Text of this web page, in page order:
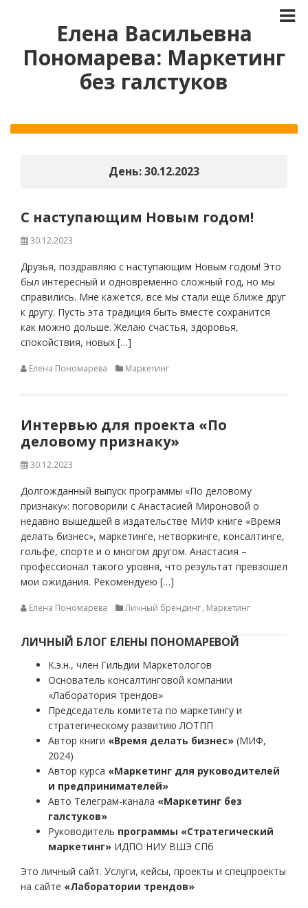
Елена Васильевна
Пономарева: Маркетинг
без галстуков
День:30.12.2023
С наступающим Новым годом!
30.12.2023
Друзья, поздравляю с наступающим Новым годом! Это
был интересный и одновременно сложный год, но мы
справились. Мне кажется, все мы стали еще ближе друг
к другу. Пусть эта традиция быть вместе сохранится
как можно дольше. Желаю счастья, здоровья,
спокойствия, новых […]
Елена Пономарева Маркетинг
Интервью для проекта «По
деловому признаку»
30.12.2023
Долгожданный выпуск программы «По деловому
признаку»: поговорили с Анастасией Мироновой о
недавно вышедшей в издательстве МИФ книге «Время
делать бизнес», маркетинге, нетворкинге, консалтинге,
гольфе, спорте и о многом другом. Анастасия –
профессионал такого уровня, что результат превзошел
мои ожидания. Рекомендуею […]
Елена Пономарева Личный брендинг, Маркетинг
ЛИЧНЫЙ БЛОГ ЕЛЕНЫ ПОНОМАРЕВОЙ
К.э.н., член Гильдии Маркетологов
Основатель консалтинговой компании
«Лаборатория трендов»
Председатель комитета по маркетингу и
стратегическому развитию ЛОТПП
Автор книги «Время делать бизнес» (МИФ,
2024)
Автор курса «Маркетинг для руководителей
и предпринимателей»
Авто Телеграм-канала «Маркетинг без
галстуков»
Руководитель программы «Стратегический
маркетинг» ИДПО НИУ ВШЭ СПб
Это личный сайт. Услуги, кейсы, проекты и спецпроекты
на сайте «Лаборатории трендов»